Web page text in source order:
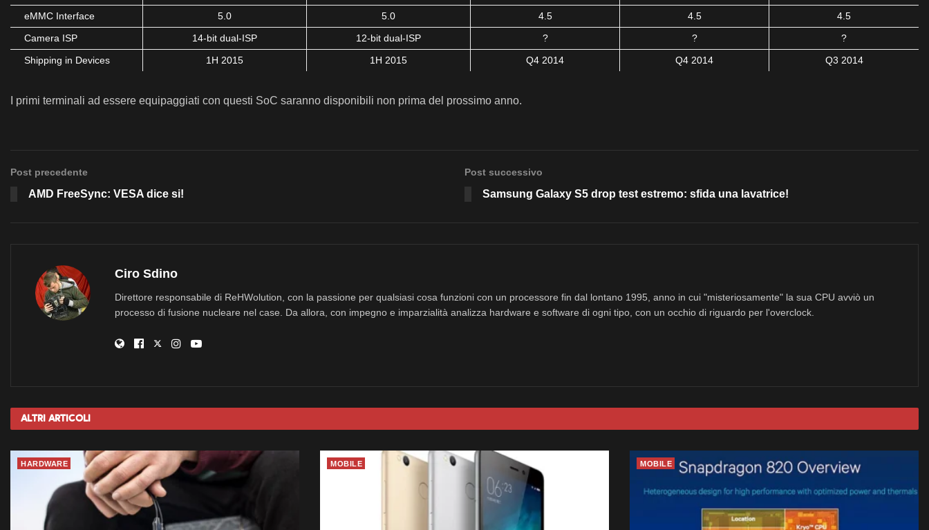
eMMC Interface 5.0 5.0 4.5 4.5 4.5
Camera ISP 14-bit dual-ISP 12-bit dual-ISP ? ? ?
Shipping in Devices 1H 2015 1H 2015 Q4 2014 Q4 2014 Q3 2014
I primi terminali ad essere equipaggiati con questi SoC saranno disponibili non prima del prossimo anno.
Post precedente
AMD FreeSync: VESA dice si!
Post successivo
Samsung Galaxy S5 drop test estremo: sfida una lavatrice!
Ciro Sdino
Direttore responsabile di ReHWolution, con la passione per qualsiasi cosa funzioni con un processore fin dal lontano 1995, anno in cui "misteriosamente" la sua CPU avviò un
processo di fusione nucleare nel case. Da allora, con impegno e imparzialità analizza hardware e software di ogni tipo, con un occhio di riguardo per l'overclock.
Altri Articoli
HARDWARE MOBILE MOBILE